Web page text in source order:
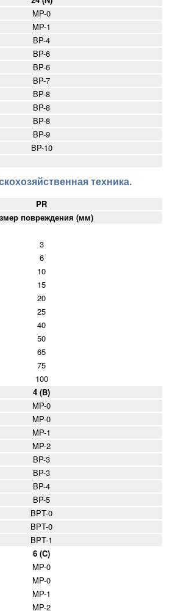
MP-0
MP-1
BP-4
BP-6
BP-6
BP-7
BP-8
BP-8
BP-8
BP-9
BP-10
техника.
PR
повреждения (мм)
3
6
10
15
20
25
40
50
65
75
100
4 (B)
MP-0
MP-0
MP-1
MP-2
BP-3
BP-3
BP-4
BP-5
BPT-0
BPT-0
BPT-1
6 (C)
MP-0
MP-0
MP-1
MP-2